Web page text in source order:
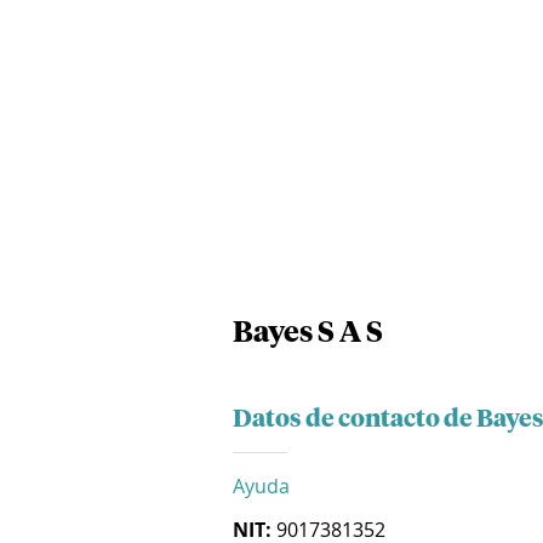
Bayes S A S
Datos de contacto de Bayes
Ayuda
NIT: 9017381352